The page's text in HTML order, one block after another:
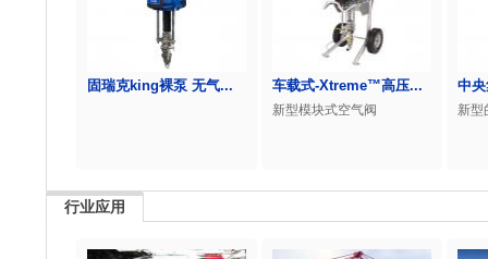
固瑞克king裸泵 无气... 车载式-Xtreme™高压...
新型模块式空气阀
中
新型
行业应用